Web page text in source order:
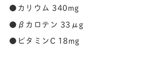
●カリウム 340mg
●βカロテン 33μg
●ビタミンC 18mg